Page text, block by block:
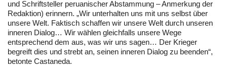
und Schriftsteller peruanischer Abstammung – Anmerkung der
Redaktion) erinnern. „Wir unterhalten uns mit uns selbst über
unsere Welt. Faktisch schaffen wir unsere Welt durch unseren
inneren Dialog… Wir wählen gleichfalls unsere Wege
entsprechend dem aus, was wir uns sagen… Der Krieger
begreift dies und strebt an, seinen inneren Dialog zu beenden“,
betonte Castaneda.